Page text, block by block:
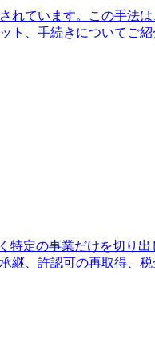
れています。この手法
ト、手続きについてご
特定の事業だけを切り
継、許認可の再取得、